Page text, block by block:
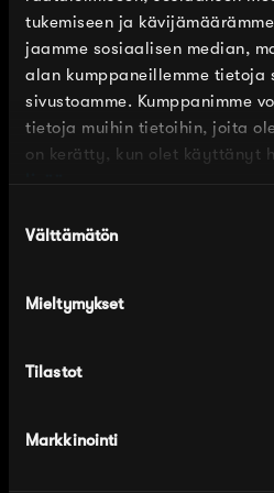
tukemiseen ja
jaamme sosiaalisen median,
alan kumppaneillemme
sivustoamme. Kumppanimme
tietoja muihin tietoihin, joita
on kerätty, kun olet käyttänyt
valinta
Välttämätön
Mieltymykset
Tilastot
Markkinointi
Pikkumyy: Give
a